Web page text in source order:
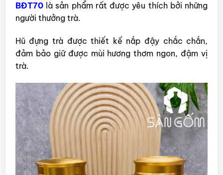
BĐT70là sản phẩm rất được yêu thích bởi những
người thưởng trà.
Hũ đựng trà được thiết kế nắp đậy chắc chắn,
đảm bảo giữ được mùi hương thơm ngon, đậm vị
trà.